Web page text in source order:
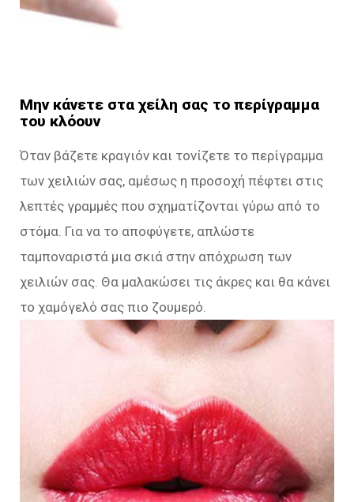
Μην κάνετε στα χείλη σας το περίγραμμα
του κλόουν
Όταν βάζετε κραγιόν και τονίζετε το περίγραμμα
των χειλιών σας, αμέσως η προσοχή πέφτει στις
λεπτές γραμμές που σχηματίζονται γύρω από το
στόμα. Για να το αποφύγετε, απλώστε
ταμποναριστά μια σκιά στην απόχρωση των
χειλιών σας. Θα μαλακώσει τις άκρες και θα κάνει
το χαμόγελό σας πιο ζουμερό.